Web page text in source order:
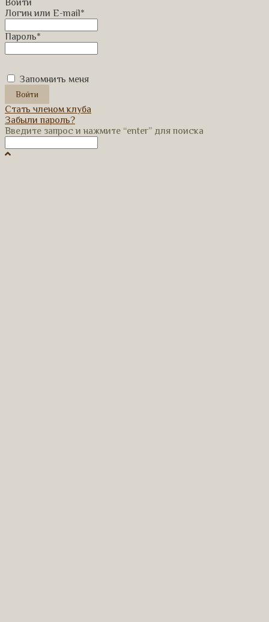
Войти
Логин или E-mail*
Пароль*
Запомнить меня
Стать членом клуба
Забыли пароль?
Введите запрос и нажмите “enter” для поиска